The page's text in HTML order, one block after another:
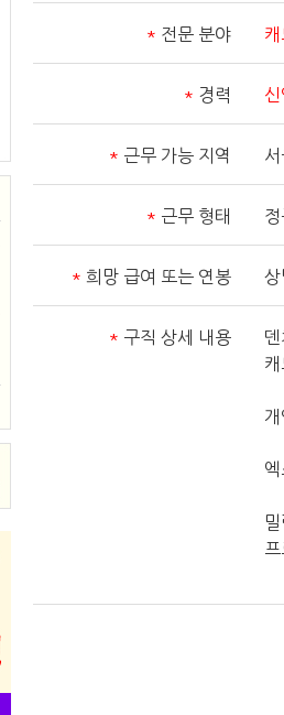
* 전문 분야
* 경력
* 근무 가능 지역
* 근무 형태
* 희망 급여 또는 연봉 상
* 구직 상세 내용